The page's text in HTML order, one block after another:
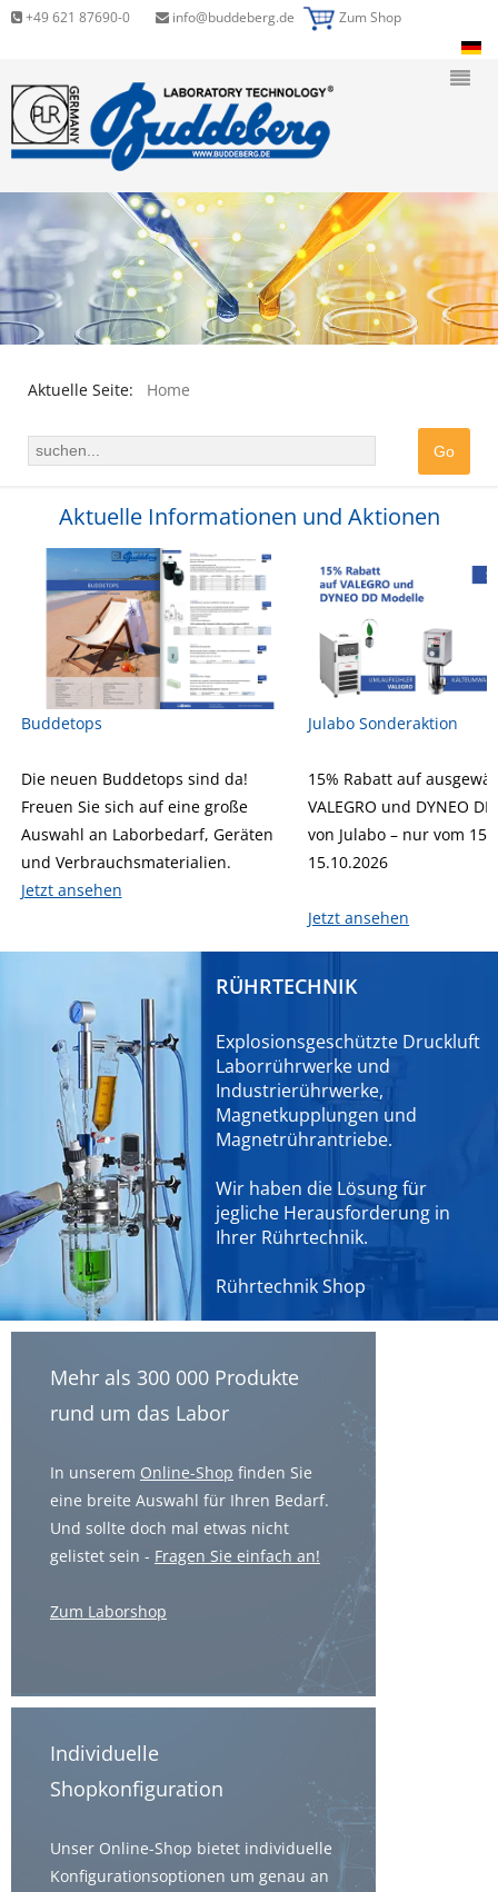
+49 621 87690-0 info@buddeberg.de Zum Shop
Aktuelle Seite: Home
Aktuelle Informationen und Aktionen
Buddetops
Die neuen Buddetops sind da!
Freuen Sie sich auf eine große
Auswahl an Laborbedarf, Geräten
und Verbrauchsmaterialien.
Jetzt ansehen
Julabo Sonderaktion
15% Rabatt auf
VALEGRO und DYNEO
von Julabo – nur vom
15.10.2026
Jetzt ansehen
RÜHRTECHNIK
Explosionsgeschützte Druckluft
Laborrührwerke und
Industrierührwerke,
Magnetkupplungen und
Magnetrührantriebe.
Wir haben die Lösung für
jegliche Herausforderung in
Ihrer Rührtechnik.
Rührtechnik Shop
Mehr als 300 000 Produkte
rund um das Labor
In unserem Online-Shop finden Sie
eine breite Auswahl für Ihren Bedarf.
Und sollte doch mal etwas nicht
gelistet sein - Fragen Sie einfach an!
Zum Laborshop
Individuelle
Shopkonfiguration
Unser Online-Shop bietet individuelle
Konfigurationsoptionen um genau an